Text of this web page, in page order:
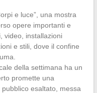
e luce”, una mostra
opere importanti e
video, installazioni
e stili, dove il confine
della settimana ha un
promette una
esaltato, messa